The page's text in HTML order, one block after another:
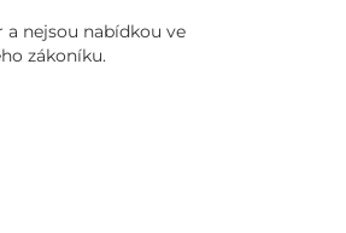
nejsou nabídkou ve
zákoníku.